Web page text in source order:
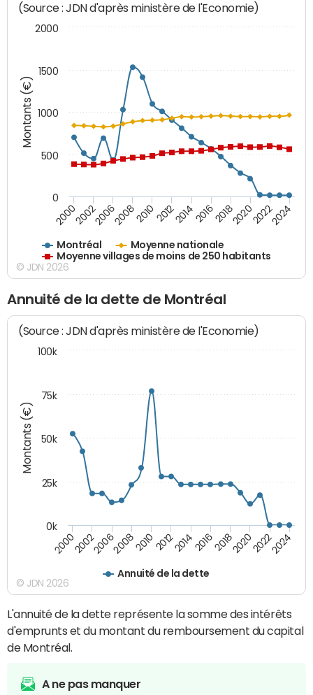
Montants (€)
(Source : JDN d'après ministère de l'Economie)
Montréal
Moyenne nationale
Moyenne villages de moins de 250 habitants
200020022006200820102012201420162018202020222024
0
500
1000
1500
2000
© JDN 2026
Annuité de la dette de Montréal
Montants (€)
(Source : JDN d'après ministère de l'Economie)
Annuité de la dette
200020022006200820102012201420162018202020222024
0k
100k
25k
50k
75k
© JDN 2026
L'annuité de la dette représente la somme des intérêts
d'emprunts et du montant du remboursement du capital
de Montréal.
A ne pas manquer